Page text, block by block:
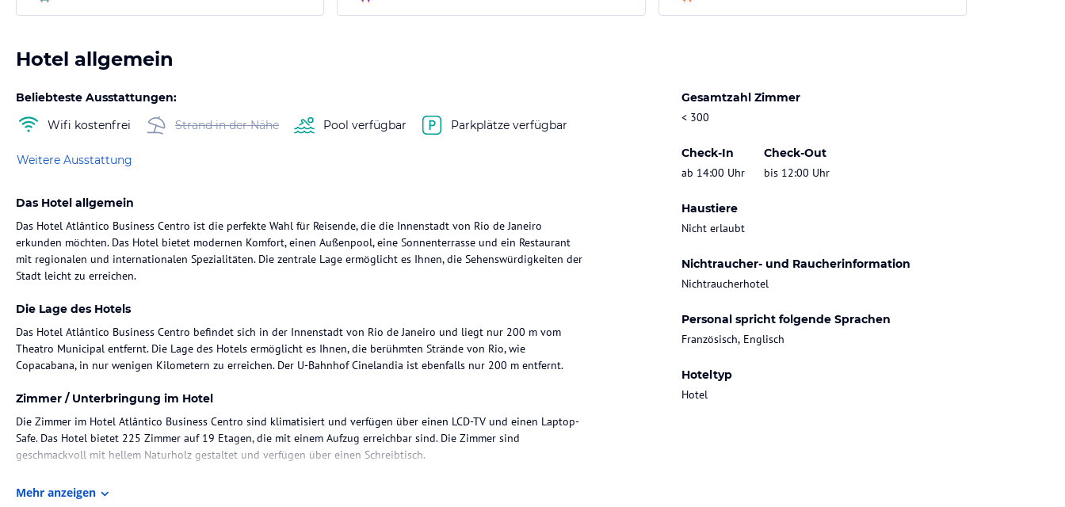
Hotel allgemein
Beliebteste Ausstattungen:
Wifi kostenfrei
Strand in der Nähe Pool verfügbar Parkplätze verfügbar
Weitere Ausstattung
Gesamtzahl Zimmer
< 300
Check-In
ab 14:00 Uhr
Check-Out
bis 12:00 Uhr
Haustiere
Nicht erlaubt
Nichtraucher- und Raucherinformation
Nichtraucherhotel
Personal spricht folgende Sprachen
Französisch, Englisch
Hoteltyp
Hotel
Das Hotel allgemein
Das Hotel Atlântico Business Centro ist die perfekte Wahl für Reisende, die die Innenstadt von Rio de Janeiro
erkunden möchten. Das Hotel bietet modernen Komfort, einen Außenpool, eine Sonnenterrasse und ein Restaurant
mit regionalen und internationalen Spezialitäten. Die zentrale Lage ermöglicht es Ihnen, die Sehenswürdigkeiten der
Stadt leicht zu erreichen.
Die Lage des Hotels
Das Hotel Atlântico Business Centro befindet sich in der Innenstadt von Rio de Janeiro und liegt nur 200 m vom
Theatro Municipal entfernt. Die Lage des Hotels ermöglicht es Ihnen, die berühmten Strände von Rio, wie
Copacabana, in nur wenigen Kilometern zu erreichen. Der U-Bahnhof Cinelandia ist ebenfalls nur 200 m entfernt.
Zimmer / Unterbringung im Hotel
Die Zimmer im Hotel Atlântico Business Centro sind klimatisiert und verfügen über einen LCD-TV und einen Laptop-
Safe. Das Hotel bietet 225 Zimmer auf 19 Etagen, die mit einem Aufzug erreichbar sind. Die Zimmer sind
geschmackvoll mit hellem Naturholz gestaltet und verfügen über einen Schreibtisch.
Gastronomie im Hotel
Mehr anzeigen